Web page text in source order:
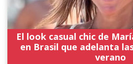
El look casual chic de
en Brasil que adelanta
verano